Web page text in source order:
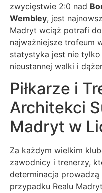
zwycięstwie 2:0 nad
Wembley, jest
Madryt wciąż potrafi
najważniejsze trofeum
statystyka jest nie
nieustannej walki i
Piłkarze i
Architekci
Madryt w
Za każdym wielkim
zawodnicy i trenerzy,
determinacja
przypadku Realu